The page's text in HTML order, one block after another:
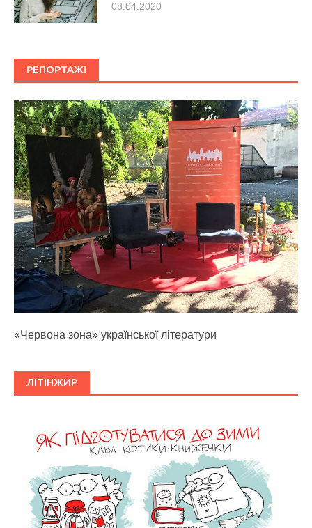
08.04.2020
РЕПОРТАЖІ
«Червона зона» української літератури
ЛІТІНЖИР